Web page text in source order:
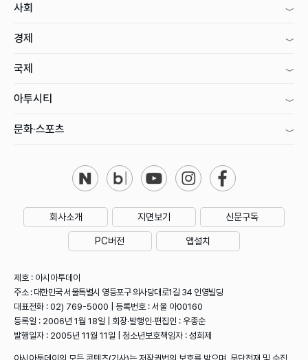
사회
경제
국제
아투시티
문화·스포츠
회사소개 지면보기 신문구독
PC버전 앱설치
제호 : 아시아투데이
주소 : 대한민국 서울특별시 영등포구 의사당대로1길 34 인영빌딩
대표전화 : 02) 769-5000 | 등록번호 : 서울 아00160
등록일 : 2006년 1월 18일 | 회장·발행인·편집인 : 우종순
발행일자 : 2005년 11월 11일 | 청소년보호책임자 : 성희제